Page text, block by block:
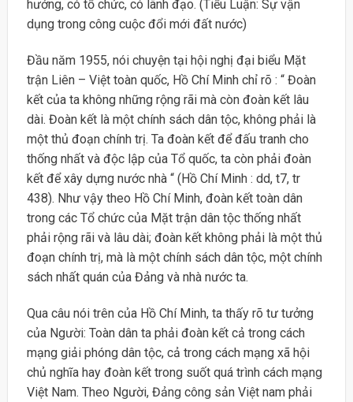
hướng, có tổ chức, có lãnh đạo. (Tiểu Luận: Sự vận
dụng trong công cuộc đổi mới đất nước)
Đầu năm 1955, nói chuyện tại hội nghị đại biểu Mặt
trận Liên – Việt toàn quốc, Hồ Chí Minh chỉ rõ : “ Đoàn
kết của ta không những rộng rãi mà còn đoàn kết lâu
dài. Đoàn kết là một chính sách dân tộc, không phải là
một thủ đoạn chính trị. Ta đoàn kết để đấu tranh cho
thống nhất và độc lập của Tổ quốc, ta còn phải đoàn
kết để xây dựng nước nhà “ (Hồ Chí Minh : dd, t7, tr
438). Như vậy theo Hồ Chí Minh, đoàn kết toàn dân
trong các Tổ chức của Mặt trận dân tộc thống nhất
phải rộng rãi và lâu dài; đoàn kết không phải là một thủ
đoạn chính trị, mà là một chính sách dân tộc, một chính
sách nhất quán của Đảng và nhà nước ta.
Qua câu nói trên của Hồ Chí Minh, ta thấy rõ tư tưởng
của Người: Toàn dân ta phải đoàn kết cả trong cách
mạng giải phóng dân tộc, cả trong cách mạng xã hội
chủ nghĩa hay đoàn kết trong suốt quá trình cách mạng
Việt Nam. Theo Người, Đảng công sản Việt nam phải